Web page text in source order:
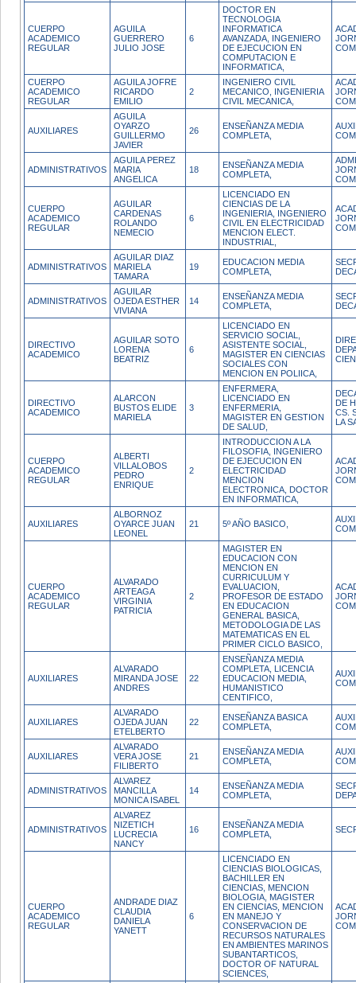
CUERPO
ACADEMICO
REGULAR
AGUILA
GUERRERO
JULIO JOSE
6
DOCTOR EN
TECNOLOGIA
INFORMATICA
AVANZADA, INGENIERO
DE EJECUCION EN
COMPUTACION E
INFORMATICA,
CUERPO
ACADEMICO
REGULAR
AGUILA JOFRE
RICARDO
EMILIO
2
INGENIERO CIVIL
MECANICO, INGENIERIA
CIVIL MECANICA,
AUXILIARES
AGUILA
OYARZO
GUILLERMO
JAVIER
26
ENSEÑANZA MEDIA
COMPLETA,
ADMINISTRATIVOS
AGUILA PEREZ
MARIA
ANGELICA
18
ENSEÑANZA MEDIA
COMPLETA,
CUERPO
ACADEMICO
REGULAR
AGUILAR
CARDENAS
ROLANDO
NEMECIO
6
LICENCIADO EN
CIENCIAS DE LA
INGENIERIA, INGENIERO
CIVIL EN ELECTRICIDAD
MENCION ELECT.
INDUSTRIAL,
ADMINISTRATIVOS
AGUILAR DIAZ
MARIELA
TAMARA
19
EDUCACION MEDIA
COMPLETA,
ADMINISTRATIVOS
AGUILAR
OJEDA ESTHER
VIVIANA
14
ENSEÑANZA MEDIA
COMPLETA,
DIRECTIVO
ACADEMICO
AGUILAR SOTO
LORENA
BEATRIZ
6
LICENCIADO EN
SERVICIO SOCIAL,
ASISTENTE SOCIAL,
MAGISTER EN CIENCIAS
SOCIALES CON
MENCION EN POLIICA,
DIRECTIVO
ACADEMICO
ALARCON
BUSTOS ELIDE
MARIELA
3
ENFERMERA,
LICENCIADO EN
ENFERMERIA,
MAGISTER EN GESTION
DE SALUD,
DE
CS.
LA
CUERPO
ACADEMICO
REGULAR
ALBERTI
VILLALOBOS
PEDRO
ENRIQUE
2
INTRODUCCION A LA
FILOSOFIA, INGENIERO
DE EJECUCION EN
ELECTRICIDAD
MENCION
ELECTRONICA, DOCTOR
EN INFORMATICA,
AUXILIARES
ALBORNOZ
OYARCE JUAN
LEONEL
21 5º AÑO BASICO,
CUERPO
ACADEMICO
REGULAR
ALVARADO
ARTEAGA
VIRGINIA
PATRICIA
2
MAGISTER EN
EDUCACION CON
MENCION EN
CURRICULUM Y
EVALUACION,
PROFESOR DE ESTADO
EN EDUCACION
GENERAL BASICA,
METODOLOGIA DE LAS
MATEMATICAS EN EL
PRIMER CICLO BASICO,
AUXILIARES
ALVARADO
MIRANDA JOSE
ANDRES
22
ENSEÑANZA MEDIA
COMPLETA, LICENCIA
EDUCACION MEDIA,
HUMANISTICO
CENTIFICO,
AUXILIARES
ALVARADO
OJEDA JUAN
ETELBERTO
22
ENSEÑANZA BASICA
COMPLETA,
AUXILIARES
ALVARADO
VERA JOSE
FILIBERTO
21
ENSEÑANZA MEDIA
COMPLETA,
ADMINISTRATIVOS
ALVAREZ
MANCILLA
MONICA ISABEL
14
ENSEÑANZA MEDIA
COMPLETA,
ADMINISTRATIVOS
ALVAREZ
NIZETICH
LUCRECIA
NANCY
16
ENSEÑANZA MEDIA
COMPLETA,
CUERPO
ACADEMICO
REGULAR
ANDRADE DIAZ
CLAUDIA
DANIELA
YANETT
6
LICENCIADO EN
CIENCIAS BIOLOGICAS,
BACHILLER EN
CIENCIAS, MENCION
BIOLOGIA, MAGISTER
EN CIENCIAS, MENCION
EN MANEJO Y
CONSERVACION DE
RECURSOS NATURALES
EN AMBIENTES MARINOS
SUBANTARTICOS,
DOCTOR OF NATURAL
SCIENCES,